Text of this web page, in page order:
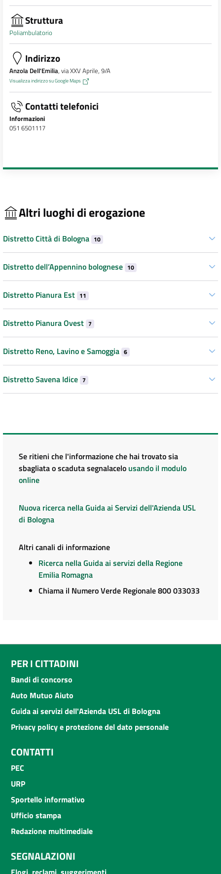
Struttura
Poliambulatorio
Indirizzo
Anzola Dell'Emilia, via XXV Aprile, 9/A
Visualizza indirizzo su Google Maps
Contatti telefonici
Informazioni
051 6501117
Altri luoghi di erogazione
Distretto Città di Bologna 10
Distretto dell’Appennino bolognese 10
Distretto Pianura Est 11
Distretto Pianura Ovest 7
Distretto Reno, Lavino e Samoggia 6
Distretto Savena Idice 7
Se ritieni che l'informazione che hai trovato sia
sbagliata o scaduta segnalacelo usando il modulo
online
Nuova ricerca nella Guida ai Servizi dell'Azienda USL
di Bologna
Altri canali di informazione
Ricerca nella Guida ai servizi della Regione
Emilia Romagna
Chiama il Numero Verde Regionale 800 033033
PER I CITTADINI
Bandi di concorso
Auto Mutuo Aiuto
Guida ai servizi dell'Azienda USL di Bologna
Privacy policy e protezione del dato personale
CONTATTI
PEC
URP
Sportello informativo
Ufficio stampa
Redazione multimediale
SEGNALAZIONI